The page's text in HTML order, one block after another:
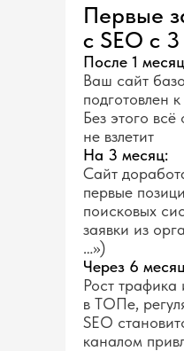
Первые
с SEO с
После 1
Ваш сайт
подготовлен
Без этого всё
не взлетит
На 3 месяц:
Сайт
первые
поисковых
заявки из
…»)
Через 6
Рост трафика
в ТОПе,
SEO
каналом